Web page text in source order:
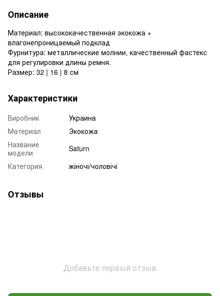
Описание
Материал: высококачественная экокожа +
влагонепроницаемый подклад
Фурнитура: металлические молнии, качественный фастекс
для регулировки длины ремня.
Размер: 32 | 16 | 8 см
Характеристики
Виробник
Украина
Материал
Экокожа
Название
модели
Saturn
Категория
жіночі/чоловічі
Отзывы
Добавьте первый отзыв